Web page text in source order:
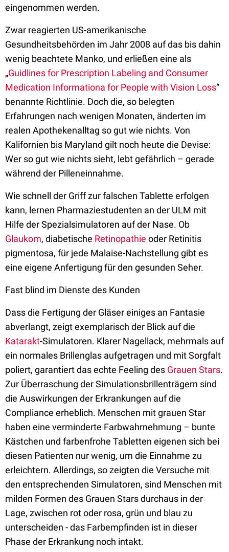
eingenommen werden.
Zwar reagierten US-amerikanische
Gesundheitsbehörden im Jahr 2008 auf das bis dahin
wenig beachtete Manko, und erließen eine als
„Guidlines for Prescription Labeling and Consumer
Medication Informationa for People with Vision Loss“
benannte Richtlinie. Doch die, so belegten
Erfahrungen nach wenigen Monaten, änderten im
realen Apothekenalltag so gut wie nichts. Von
Kalifornien bis Maryland gilt noch heute die Devise:
Wer so gut wie nichts sieht, lebt gefährlich – gerade
während der Pilleneinnahme.
Wie schnell der Griff zur falschen Tablette erfolgen
kann, lernen Pharmaziestudenten an der ULM mit
Hilfe der Spezialsimulatoren auf der Nase. Ob
Glaukom, diabetische Retinopathie oder Retinitis
pigmentosa, für jede Malaise-Nachstellung gibt es
eine eigene Anfertigung für den gesunden Seher.
Fast blind im Dienste des Kunden
Dass die Fertigung der Gläser einiges an Fantasie
abverlangt, zeigt exemplarisch der Blick auf die
Katarakt-Simulatoren. Klarer Nagellack, mehrmals auf
ein normales Brillenglas aufgetragen und mit Sorgfalt
poliert, garantiert das echte Feeling des Grauen Stars.
Zur Überraschung der Simulationsbrillenträgern sind
die Auswirkungen der Erkrankungen auf die
Compliance erheblich. Menschen mit grauen Star
haben eine verminderte Farbwahrnehmung – bunte
Kästchen und farbenfrohe Tabletten eigenen sich bei
diesen Patienten nur wenig, um die Einnahme zu
erleichtern. Allerdings, so zeigten die Versuche mit
den entsprechenden Simulatoren, sind Menschen mit
milden Formen des Grauen Stars durchaus in der
Lage, zwischen rot oder rosa, grün und blau zu
unterscheiden - das Farbempfinden ist in dieser
Phase der Erkrankung noch intakt.